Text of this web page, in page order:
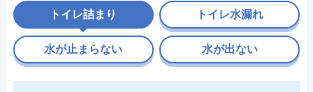
トイレ詰まり トイレ水漏れ
水が止まらない 水が出ない